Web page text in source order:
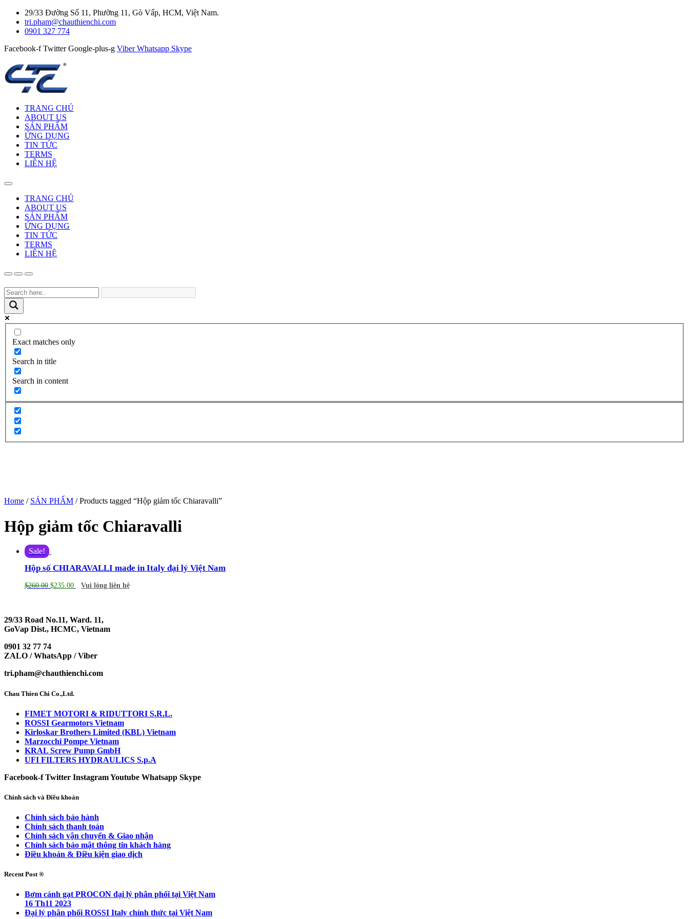
29/33 Đường Số 11, Phường 11, Gò Vấp, HCM, Việt Nam.
tri.pham@chauthienchi.com
0901 327 774
Facebook-f Twitter Google-plus-g Viber Whatsapp Skype
TRANG CHỦ
ABOUT US
SẢN PHẨM
ỨNG DỤNG
TIN TỨC
TERMS
LIÊN HỆ
TRANG CHỦ
ABOUT US
SẢN PHẨM
ỨNG DỤNG
TIN TỨC
TERMS
LIÊN HỆ
Exact matches only
Search in title
Search in content
Home / SẢN PHẨM / Products tagged “Hộp giảm tốc Chiaravalli”
Hộp giảm tốc Chiaravalli
Sale!
Hộp số CHIARAVALLI made in Italy đại lý Việt Nam
$260.00 $235.00 Vui lòng liên hệ
29/33 Road No.11, Ward. 11,
GoVap Dist., HCMC, Vietnam
0901 32 77 74
ZALO / WhatsApp / Viber
tri.pham@chauthienchi.com
Chau Thien Chi Co.,Ltd.
FIMET MOTORI & RIDUTTORI S.R.L.
ROSSI Gearmotors Vietnam
Kirloskar Brothers Limited (KBL) Vietnam
Marzocchi Pompe Vietnam
KRAL Screw Pump GmbH
UFI FILTERS HYDRAULICS S.p.A
Facebook-f Twitter InstagramYoutube Whatsapp Skype
Chính sách và Điều khoản
Chính sách bảo hành
Chính sách thanh toán
Chính sách vận chuyển & Giao nhận
Chính sách bảo mật thông tin khách hàng
Điều khoản & Điều kiện giao dịch
Recent Post ®
Bơm cánh gạt PROCON đại lý phân phối tại Việt Nam
16 Th11 2023
Đại lý phân phối ROSSI Italy chính thức tại Việt Nam